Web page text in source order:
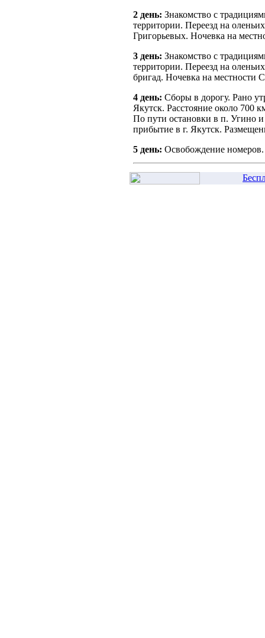
2 день: Знакомство с
территории. Переезд на
Григорьевых. Ночевка на
3 день: Знакомство с
территории. Переезд на
бригад. Ночевка на местности
4 день: Сборы в дорогу. Рано
Якутск. Расстояние около 700
По пути остановки в п. Угино
прибытие в г. Якутск.
5 день: Освобождение